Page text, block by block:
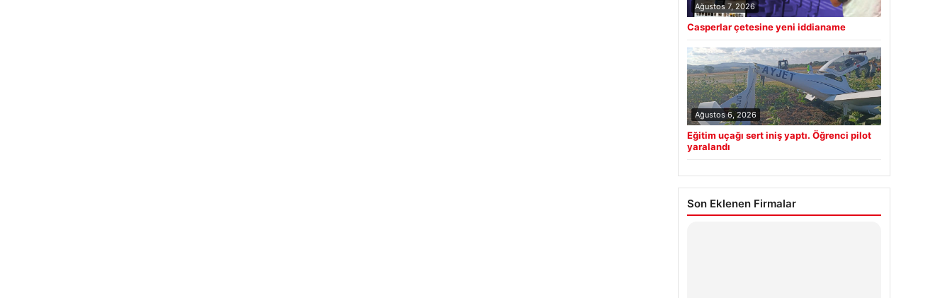
Ağustos 7, 2026
Casperlar çetesine yeni iddianame
Ağustos 6, 2026
Eğitim uçağı sert iniş yaptı. Öğrenci pilot
yaralandı
Son Eklenen Firmalar